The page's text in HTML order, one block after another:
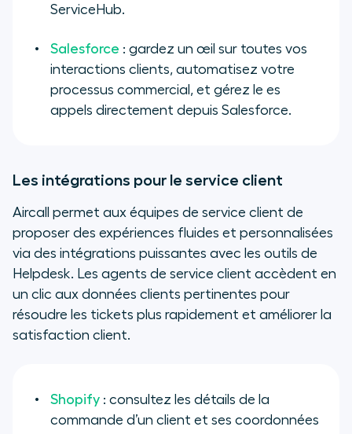
ServiceHub.
Salesforce : gardez un œil sur toutes vos
interactions clients, automatisez votre
processus commercial, et gérez le es
appels directement depuis Salesforce.
Les intégrations pour le service client
Aircall permet aux équipes de service client de
proposer des expériences fluides et personnalisées
via des intégrations puissantes avec les outils de
Helpdesk. Les agents de service client accèdent en
un clic aux données clients pertinentes pour
résoudre les tickets plus rapidement et améliorer la
satisfaction client.
Shopify : consultez les détails de la
commande d’un client et ses coordonnées